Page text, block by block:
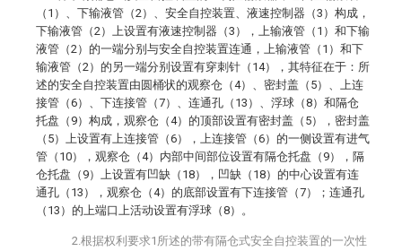
（1）、下输液管（2）、安全自控装置、液速控制器（3）构成，
下输液管（2）上设置有液速控制器（3），上输液管（1）和下输
液管（2）的一端分别与安全自控装置连通，上输液管（1）和下
输液管（2）的另一端分别设置有穿刺针（14），其特征在于：所
述的安全自控装置由圆桶状的观察仓（4）、密封盖（5）、上连
接管（6）、下连接管（7）、连通孔（13）、浮球（8）和隔仓
托盘（9）构成，观察仓（4）的顶部设置有密封盖（5），密封盖
（5）上设置有上连接管（6），上连接管（6）的一侧设置有进气
管（10），观察仓（4）内部中间部位设置有隔仓托盘（9），隔
仓托盘（9）上设置有凹缺（18），凹缺（18）的中心设置有连
通孔（13），观察仓（4）的底部设置有下连接管（7）；连通孔
（13）的上端口上活动设置有浮球（8）。
2.根据权利要求1所述的带有隔仓式安全自控装置的一次性